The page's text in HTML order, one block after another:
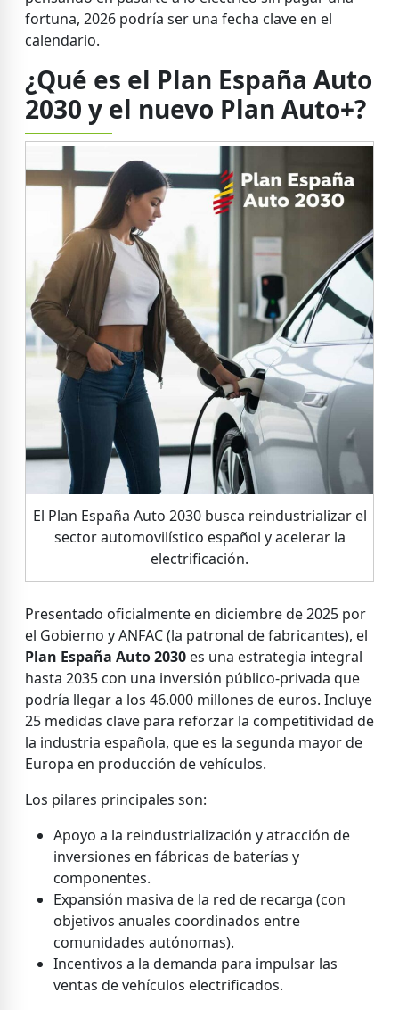
fortuna, 2026 podría ser una fecha clave en el
calendario.
¿Qué es el Plan España Auto
2030 y el nuevo Plan Auto+?
El Plan España Auto 2030 busca reindustrializar el
sector automovilístico español y acelerar la
electrificación.
Presentado oficialmente en diciembre de 2025 por
el Gobierno y ANFAC (la patronal de fabricantes), el
Plan España Auto 2030 es una estrategia integral
hasta 2035 con una inversión público-privada que
podría llegar a los 46.000 millones de euros. Incluye
25 medidas clave para reforzar la competitividad de
la industria española, que es la segunda mayor de
Europa en producción de vehículos.
Los pilares principales son:
Apoyo a la reindustrialización y atracción de
inversiones en fábricas de baterías y
componentes.
Expansión masiva de la red de recarga (con
objetivos anuales coordinados entre
comunidades autónomas).
Incentivos a la demanda para impulsar las
ventas de vehículos electrificados.